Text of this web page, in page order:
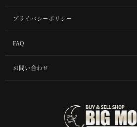
プライバシーポリシー
FAQ
お問い合わせ